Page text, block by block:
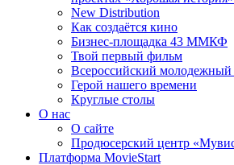
New Distribution
Как создаётся кино
Бизнес-площадка 43 ММКФ
Твой первый фильм
Всероссийский
Герой нашего времени
Круглые столы
О нас
О сайте
Продюсерский центр
Платформа MovieStart